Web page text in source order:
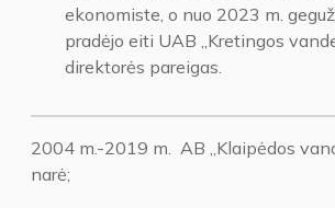
ekonomiste, o nuo 2023 m.
pradėjo eiti UAB „Kretingos
direktorės pareigas.
2004 m.-2019 m. AB „Klaipėdos
narė;